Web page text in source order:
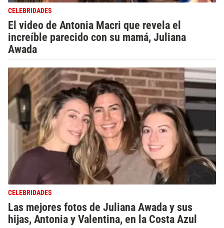
CELEBRIDADES
El video de Antonia Macri que revela el
increíble parecido con su mamá, Juliana
Awada
CELEBRIDADES
Las mejores fotos de Juliana Awada y sus
hijas, Antonia y Valentina, en la Costa Azul